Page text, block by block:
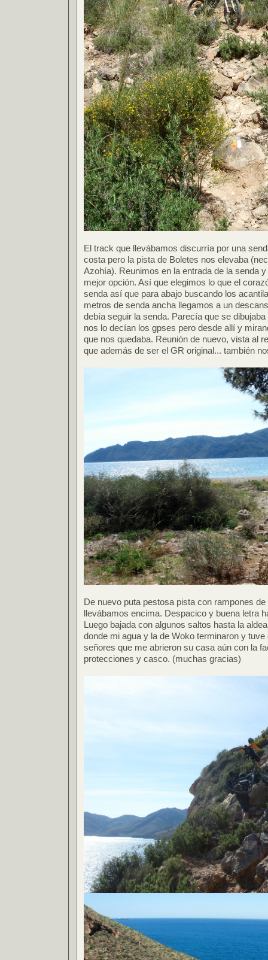
El track que llevábamos discurría por una
costa pero la pista de Boletes nos elevaba
Azohía). Reunimos en la entrada de la senda
mejor opción. Así que elegimos lo que el
senda así que para abajo buscando los
metros de senda ancha llegamos a un
debía seguir la senda. Parecía que se
nos lo decían los gpses pero desde allí y
que nos quedaba. Reunión de nuevo, vista al
que además de ser el GR original... también
De nuevo puta pestosa pista con rampones
llevábamos encima. Despacico y buena letra
Luego bajada con algunos saltos hasta la
donde mi agua y la de Woko terminaron y
señores que me abrieron su casa aún con la
protecciones y casco. (muchas gracias)